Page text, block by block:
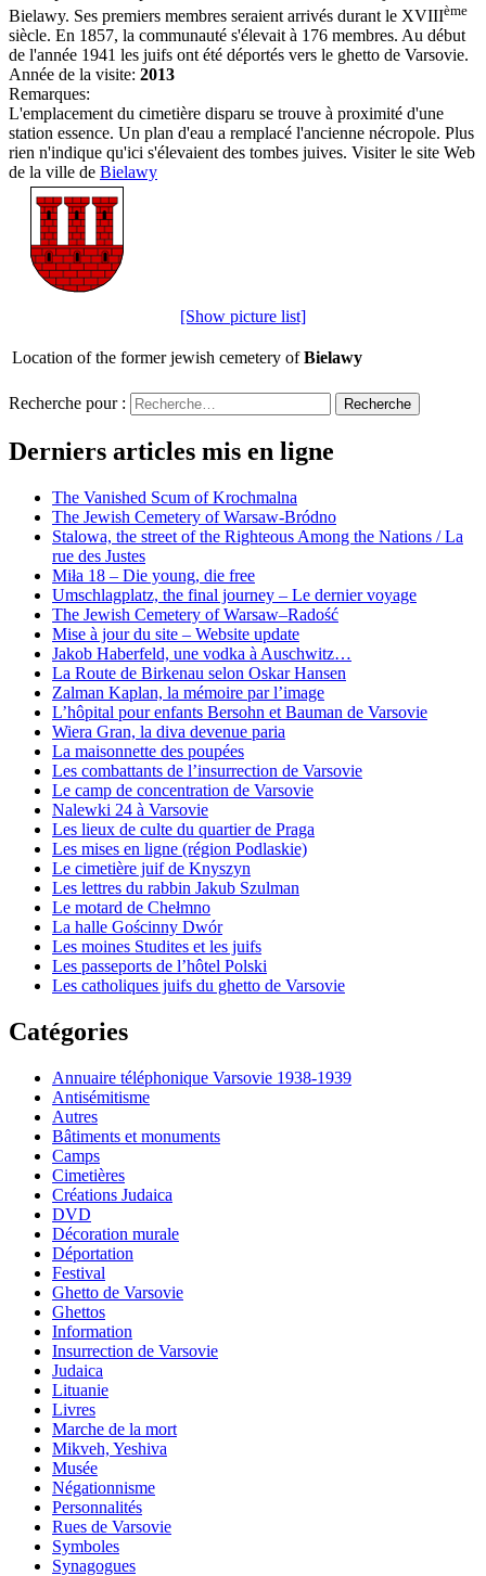
Bielawy. Ses premiers membres seraient arrivés durant le XVIIIème
siècle. En 1857, la communauté s'élevait à 176 membres. Au début
de l'année 1941 les juifs ont été déportés vers le ghetto de Varsovie.
Année de la visite: 2013
Remarques:
L'emplacement du cimetière disparu se trouve à proximité d'une
station essence. Un plan d'eau a remplacé l'ancienne nécropole. Plus
rien n'indique qu'ici s'élevaient des tombes juives. Visiter le site Web
de la ville de Bielawy
[Show picture list]
Location of the former jewish cemetery ofBielawy
Recherche pour : Recherche
Derniers articles mis en ligne
The Vanished Scum of Krochmalna
The Jewish Cemetery of Warsaw-Bródno
Stalowa, the street of the Righteous Among the Nations / La
rue des Justes
Miła 18 – Die young, die free
Umschlagplatz, the final journey – Le dernier voyage
The Jewish Cemetery of Warsaw–Radość
Mise à jour du site – Website update
Jakob Haberfeld, une vodka à Auschwitz…
La Route de Birkenau selon Oskar Hansen
Zalman Kaplan, la mémoire par l’image
L’hôpital pour enfants Bersohn et Bauman de Varsovie
Wiera Gran, la diva devenue paria
La maisonnette des poupées
Les combattants de l’insurrection de Varsovie
Le camp de concentration de Varsovie
Nalewki 24 à Varsovie
Les lieux de culte du quartier de Praga
Les mises en ligne (région Podlaskie)
Le cimetière juif de Knyszyn
Les lettres du rabbin Jakub Szulman
Le motard de Chełmno
La halle Gościnny Dwór
Les moines Studites et les juifs
Les passeports de l’hôtel Polski
Les catholiques juifs du ghetto de Varsovie
Catégories
Annuaire téléphonique Varsovie 1938-1939
Antisémitisme
Autres
Bâtiments et monuments
Camps
Cimetières
Créations Judaica
DVD
Décoration murale
Déportation
Festival
Ghetto de Varsovie
Ghettos
Information
Insurrection de Varsovie
Judaica
Lituanie
Livres
Marche de la mort
Mikveh, Yeshiva
Musée
Négationnisme
Personnalités
Rues de Varsovie
Symboles
Synagogues